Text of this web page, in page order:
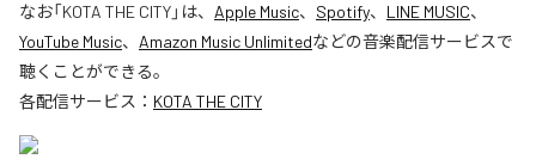
なお「KOTA THE CITY」は、 Apple Music、 Spotify、 LINE MUSIC、
YouTube Music、 Amazon Music Unlimitedなどの音楽配信サービスで
聴くことができる。
各配信サービス： KOTA THE CITY